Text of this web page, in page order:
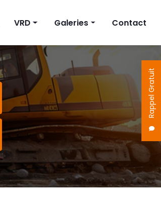
Rappel Gratuit
VRD
Fosse septique
Cuve à eau
Pompe de relevage
Galeries
Terrassement
Enrochement
VRD
Contact